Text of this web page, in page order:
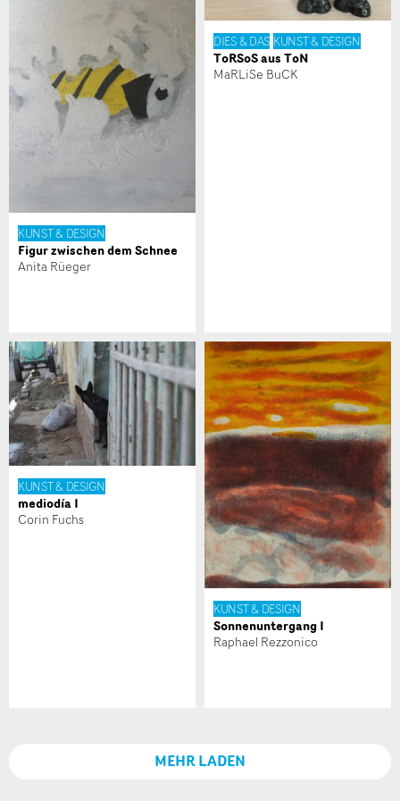
Nachricht
* Eingabe erforderlich
Zur Qualitätssicherung wird eine Kopie der E-Mail an
Schliessen
KUNST & DESIGN
Figur zwischen dem Schnee
Anita Rüeger
DIES & DAS KUNST & DESIGN
ToRSoS aus ToN
MaRLiSe BuCK
KUNST & DESIGN
mediodía I
Corin Fuchs
KUNST & DESIGN
Sonnenuntergang I
Raphael Rezzonico
MEHR LADEN